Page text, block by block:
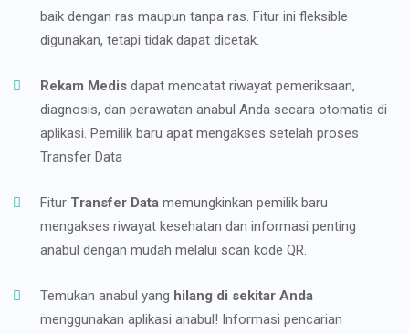
baik dengan ras maupun tanpa ras. Fitur ini fleksible
digunakan, tetapi tidak dapat dicetak.
Rekam Medis dapat mencatat riwayat pemeriksaan,
diagnosis, dan perawatan anabul Anda secara otomatis di
aplikasi. Pemilik baru apat mengakses setelah proses
Transfer Data
Fitur Transfer Data memungkinkan pemilik baru
mengakses riwayat kesehatan dan informasi penting
anabul dengan mudah melalui scan kode QR.
Temukan anabul yang hilang di sekitar Anda
menggunakan aplikasi anabul! Informasi pencarian